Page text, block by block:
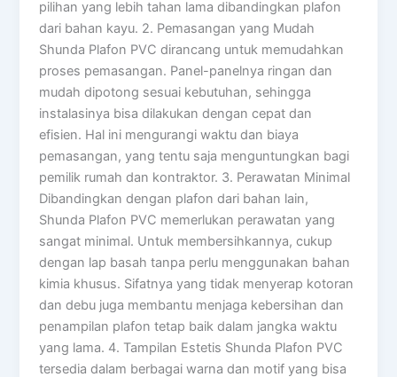
pilihan yang lebih tahan lama dibandingkan plafon
dari bahan kayu. 2. Pemasangan yang Mudah
Shunda Plafon PVC dirancang untuk memudahkan
proses pemasangan. Panel-panelnya ringan dan
mudah dipotong sesuai kebutuhan, sehingga
instalasinya bisa dilakukan dengan cepat dan
efisien. Hal ini mengurangi waktu dan biaya
pemasangan, yang tentu saja menguntungkan bagi
pemilik rumah dan kontraktor. 3. Perawatan Minimal
Dibandingkan dengan plafon dari bahan lain,
Shunda Plafon PVC memerlukan perawatan yang
sangat minimal. Untuk membersihkannya, cukup
dengan lap basah tanpa perlu menggunakan bahan
kimia khusus. Sifatnya yang tidak menyerap kotoran
dan debu juga membantu menjaga kebersihan dan
penampilan plafon tetap baik dalam jangka waktu
yang lama. 4. Tampilan Estetis Shunda Plafon PVC
tersedia dalam berbagai warna dan motif yang bisa